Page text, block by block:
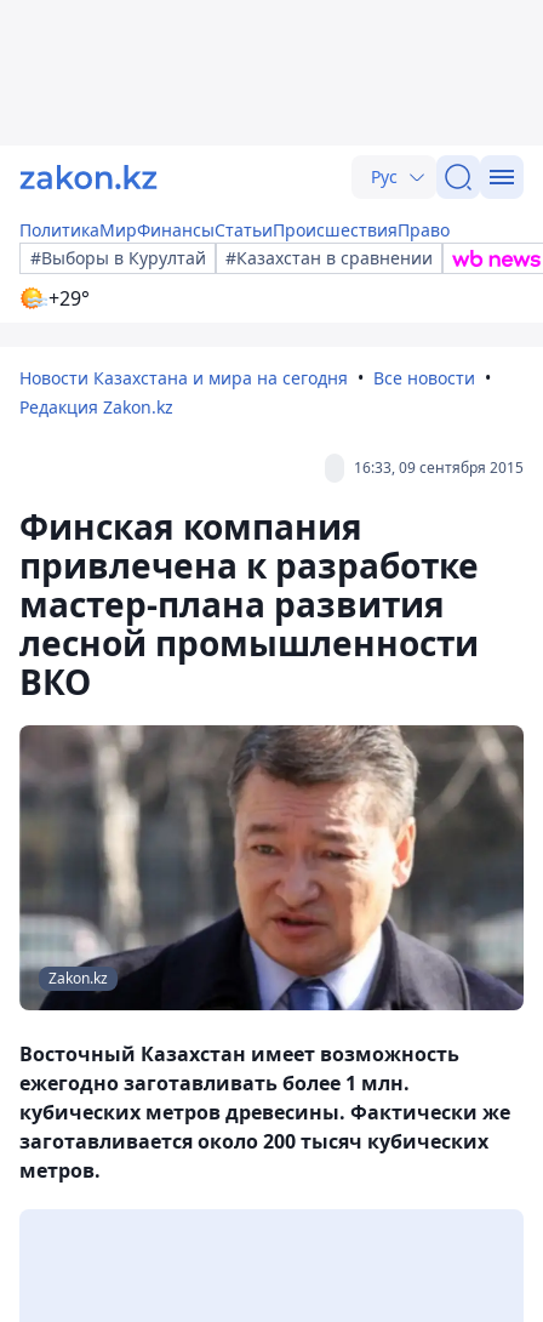
Рус
ПолитикаМирФинансыСтатьиПроисшествияПраво
#Выборы в Курултай
#Казахстан в сравнении
+29°
Новости Казахстана и мира на сегодня
Все новости
Редакция Zakon.kz
16:33, 09 сентября 2015
Финская компания
привлечена к разработке
мастер-плана развития
лесной промышленности
ВКО
Zakon.kz
Восточный Казахстан имеет возможность
ежегодно заготавливать более 1 млн.
кубических метров древесины. Фактически же
заготавливается около 200 тысяч кубических
метров.